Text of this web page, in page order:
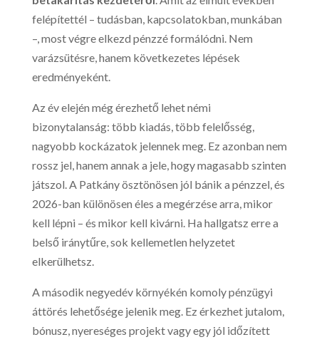
felépítettél – tudásban, kapcsolatokban, munkában
–, most végre elkezd pénzzé formálódni. Nem
varázsütésre, hanem következetes lépések
eredményeként.
Az év elején még érezhető lehet némi
bizonytalanság: több kiadás, több felelősség,
nagyobb kockázatok jelennek meg. Ez azonban nem
rossz jel, hanem annak a jele, hogy magasabb szinten
játszol. A Patkány ösztönösen jól bánik a pénzzel, és
2026-ban különösen éles a megérzése arra, mikor
kell lépni – és mikor kell kivárni. Ha hallgatsz erre a
belső iránytűre, sok kellemetlen helyzetet
elkerülhetsz.
A második negyedév környékén komoly pénzügyi
áttörés lehetősége jelenik meg. Ez érkezhet jutalom,
bónusz, nyereséges projekt vagy egy jól időzített